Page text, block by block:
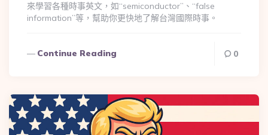
來學習各種時事英文，如“semiconductor”、“false
information”等，幫助你更快地了解台灣國際時事。
Continue Reading 0